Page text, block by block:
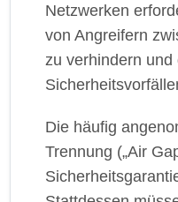
Netzwerken
von Angreifern
zu verhindern
Die häufig
Trennung („Air